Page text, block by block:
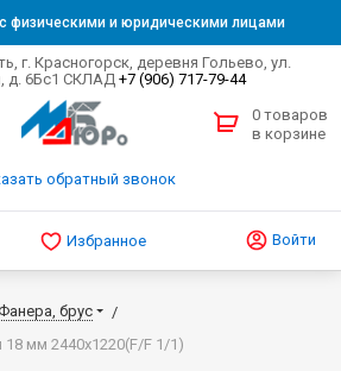
физическими и юридическими лицами
г. Красногорск, деревня Гольево, ул.
д. 6Бс1 СКЛАД +7 (906) 717-79-44
обратный звонок
0 товаров
в корзине
Избранное Войти
брус
мм 2440х1220(F/F 1/1)